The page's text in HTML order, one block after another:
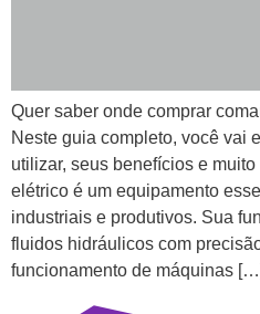
Quer saber onde comprar
Neste guia completo, você vai
utilizar, seus benefícios e
elétrico é um equipamento
industriais e produtivos. Sua
fluidos hidráulicos com
funcionamento de máquinas